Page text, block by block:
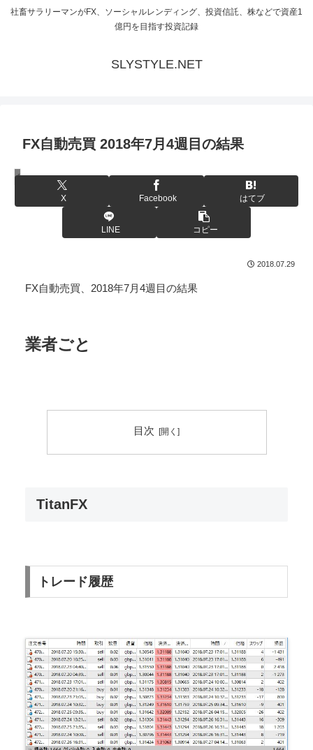
社畜サラリーマンがFX、ソーシャルレンディング、投資信託、株などで資産1
億円を目指す投資記録
SLYSTYLE.NET
FX自動売買 2018年7月4週目の結果
FXシステムトレード
X Facebook はてブ
LINE コピー
2018.07.29
FX自動売買、2018年7月4週目の結果
業者ごと
目次
TitanFX
トレード履歴